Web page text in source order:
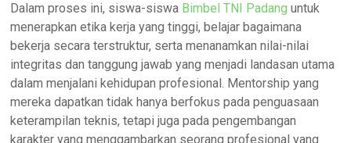
Dalam proses ini, siswa-siswa Bimbel TNI Padang untuk
menerapkan etika kerja yang tinggi, belajar bagaimana
bekerja secara terstruktur, serta menanamkan nilai-nilai
integritas dan tanggung jawab yang menjadi landasan utama
dalam menjalani kehidupan profesional. Mentorship yang
mereka dapatkan tidak hanya berfokus pada penguasaan
keterampilan teknis, tetapi juga pada pengembangan
karakter yang menggambarkan seorang profesional yang